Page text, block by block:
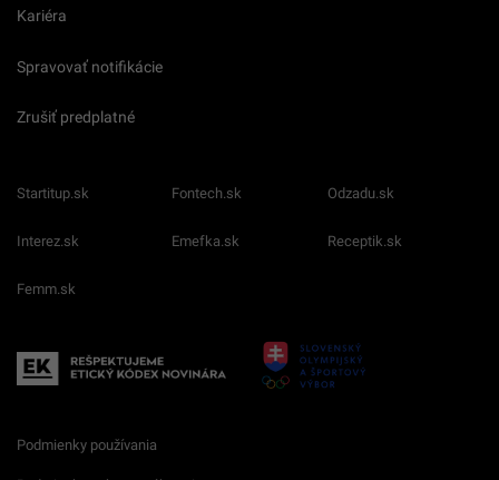
Kariéra
Spravovať notifikácie
Zrušiť predplatné
Startitup.sk Fontech.sk Odzadu.sk
Interez.sk Emefka.sk Receptik.sk
Femm.sk
Podmienky používania